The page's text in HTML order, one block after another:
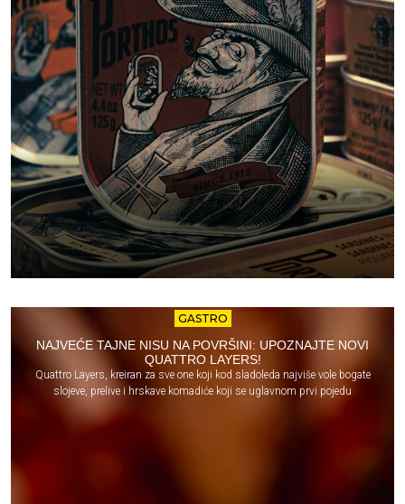
GASTRO
NAJVEĆE TAJNE NISU NA POVRŠINI: UPOZNAJTE NOVI
QUATTRO LAYERS!
Quattro Layers, kreiran za sve one koji kod sladoleda najviše vole bogate
slojeve, prelive i hrskave komadiće koji se uglavnom prvi pojedu